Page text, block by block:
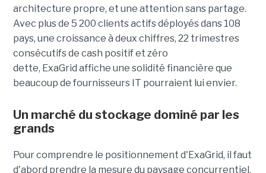
architecture propre, et une attention sans partage.
Avec plus de 5 200 clients actifs déployés dans 108
pays, une croissance à deux chiffres, 22 trimestres
consécutifs de cash positif et zéro
dette, ExaGrid affiche une solidité financière que
beaucoup de fournisseurs IT pourraient lui envier.
Un marché du stockage dominé par les
grands
Pour comprendre le positionnement d'ExaGrid, il faut
d'abord prendre la mesure du paysage concurrentiel.